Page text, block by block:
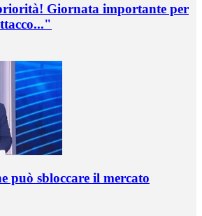
Giornata importante per
può sbloccare il mercato